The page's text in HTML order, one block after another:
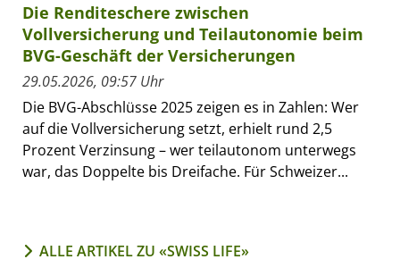
Die Renditeschere zwischen
Vollversicherung und Teilautonomie beim
BVG-Geschäft der Versicherungen
29.05.2026, 09:57 Uhr
Die BVG-Abschlüsse 2025 zeigen es in Zahlen: Wer
auf die Vollversicherung setzt, erhielt rund 2,5
Prozent Verzinsung – wer teilautonom unterwegs
war, das Doppelte bis Dreifache. Für Schweizer...
ALLE ARTIKEL ZU «SWISS LIFE»